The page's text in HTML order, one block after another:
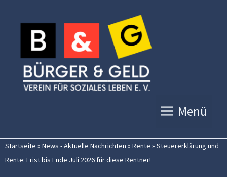
Inhalt
springen
Menü
Startseite » News - Aktuelle Nachrichten » Rente » Steuererklärung und
Rente: Frist bis Ende Juli 2026 für diese Rentner!